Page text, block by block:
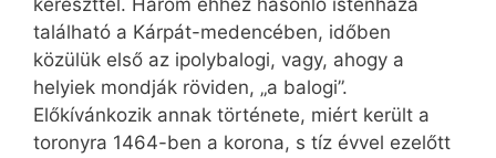
kereszttel. Három ehhez hasonló istenháza
található a Kárpát-medencében, időben
közülük első az ipolybalogi, vagy, ahogy a
helyiek mondják röviden, „a balogi”.
Előkívánkozik annak története, miért került a
toronyra 1464-ben a korona, s tíz évvel ezelőtt